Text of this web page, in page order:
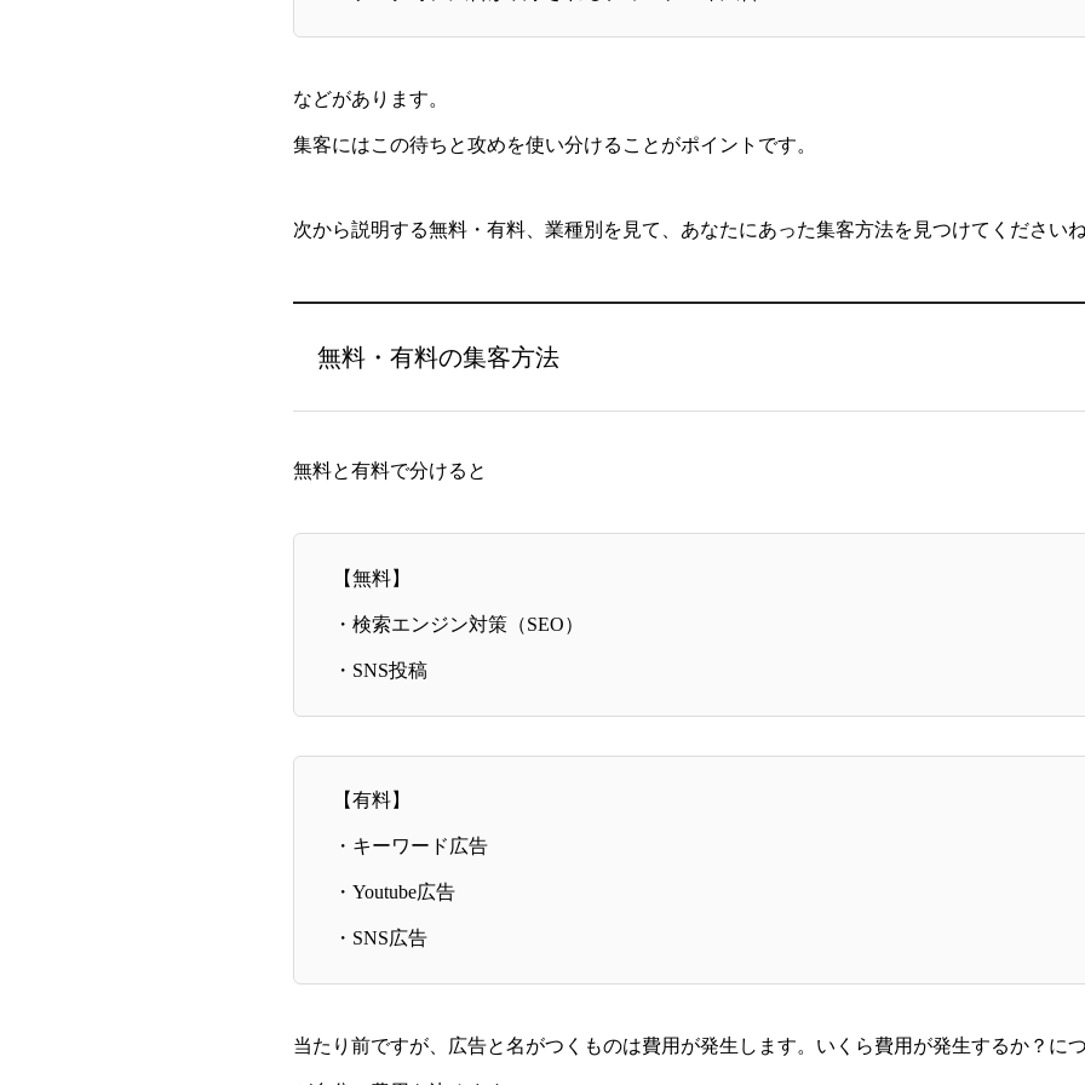
などがあります。
集客にはこの待ちと攻めを使い分けることがポイントです。
次から説明する無料・有料、業種別を見て、あなたにあった集客方法を見つけてください
無料・有料の集客方法
無料と有料で分けると
【無料】
・検索エンジン対策（SEO）
・SNS投稿
【有料】
・キーワード広告
・Youtube広告
・SNS広告
当たり前ですが、広告と名がつくものは費用が発生します。いくら費用が発生するか？に